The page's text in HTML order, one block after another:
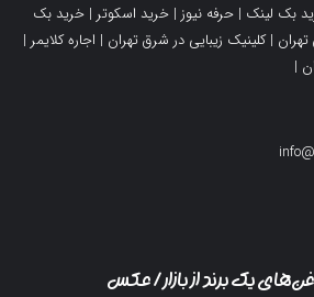
بک لینک | حرفه نیوز | خرید اسکوتر | خرید بک
|کلینیک زیبایی در شرق تهران | اجاره کلایمر |
|
یک برند از بازار/ عکس